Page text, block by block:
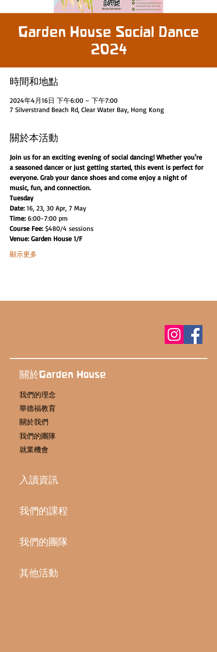
Garden House Social Dance
2024
時間和地點
2024年4月16日 下午6:00 – 下午7:00
7 Silverstrand Beach Rd, Clear Water Bay, Hong Kong
關於本活動
Join us for an exciting evening of social dancing! Whether you're
a seasoned dancer or just getting started, this event is perfect for
everyone. Grab your dance shoes and come enjoy a night of
music, fun, and connection.
Tuesday
Date: 16, 23, 30 Apr, 7 May
Time: 6:00-7:00 pm
Course Fee: $480/4 sessions
Venue: Garden House 1/F
顯示更多
關於Garden House
我們的理念
華德福教育
關於我們
我們的團隊
就業機會
入讀資訊
我們的課程
我們的團隊
其他活動